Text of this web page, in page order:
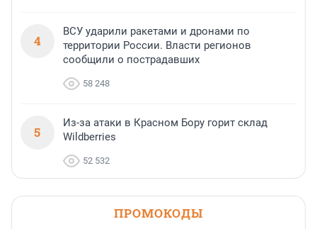
4
ВСУ ударили ракетами и дронами по
территории России. Власти регионов
сообщили о пострадавших
58 248
5
Из-за атаки в Красном Бору горит склад
Wildberries
52 532
ПРОМОКОДЫ